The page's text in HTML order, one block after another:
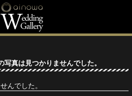
写真は見つかりませんでした。
んでした。